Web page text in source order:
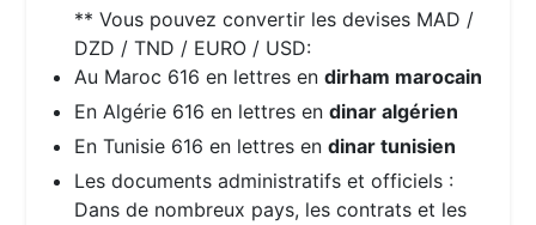
** Vous pouvez convertir les devises MAD /
DZD / TND / EURO / USD:
Au Maroc 616 en lettres endirham marocain
En Algérie 616 en lettres endinar algérien
En Tunisie 616 en lettres endinar tunisien
Les documents administratifs et officiels :
Dans de nombreux pays, les contrats et les